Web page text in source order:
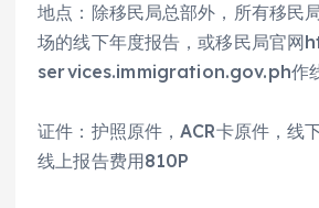
地点：除移民局总部外，所有移民
场的线下年度报告，或移民局官
services.immigration.gov.ph作线
证件：护照原件，ACR卡原件，线
线上报告费用810P